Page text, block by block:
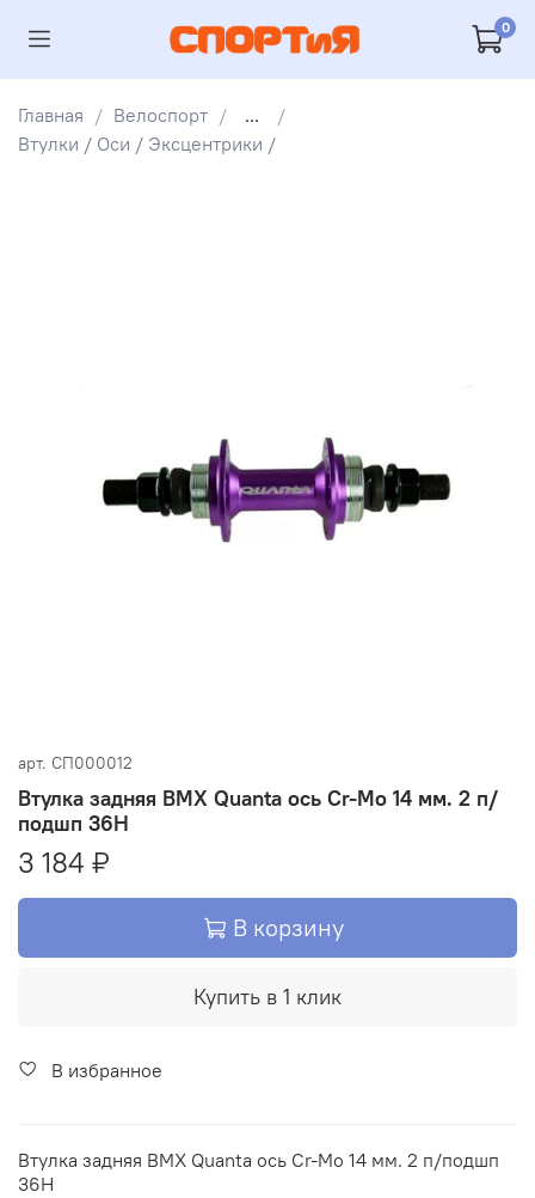
0
Главная Велоспорт
...
Втулки / Оси / Эксцентрики /
арт. СП000012
Втулка задняя BMX Quanta ось Cr-Mo 14 мм. 2 п/
подшп 36H
3 184 ₽
В корзину
Купить в 1 клик
В избранное
Втулка задняя BMX Quanta ось Cr-Mo 14 мм. 2 п/подшп
36H